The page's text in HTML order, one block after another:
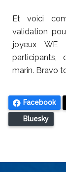
Et voici
validation
joyeux WE
participants,
marin. Bravo
Facebook
Bluesky